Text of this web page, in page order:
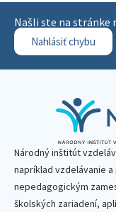
Našli ste na stránke
Nahlásiť chybu
Národný inštitút
napríklad vzdelávanie
nepedagogickým
školských zariadení,